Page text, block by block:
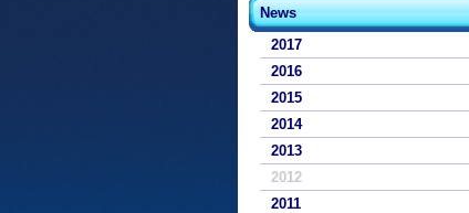
News
2017
2016
2015
2014
2013
2012
2011